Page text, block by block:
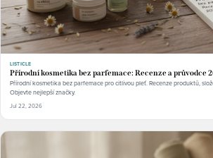
LISTICLE
Přírodní kosmetika bez parfemace: Recenze a průvodce
Přírodní kosmetika bez parfemace pro citlivou pleť. Recenze produktů,
Objevte nejlepší značky.
Jul 22, 2026